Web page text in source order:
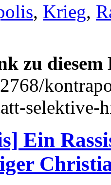
, Krieg,
zu
selektive-
Ein